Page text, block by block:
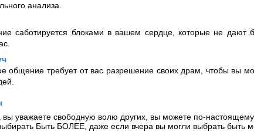
анализа.
саботируется блоками в вашем сердце, которые не дают
общение требует от вас разрешение своих драм, чтобы вы
вы уважаете свободную волю других, вы можете по-
Быть БОЛЕЕ, даже если вчера вы могли выбрать быть